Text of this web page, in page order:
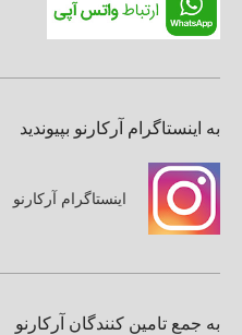
به اینستاگرام آرکارنو بپیوندید
اینستاگرام آرکارنو
به جمع تامین کنندگان آرکارنو